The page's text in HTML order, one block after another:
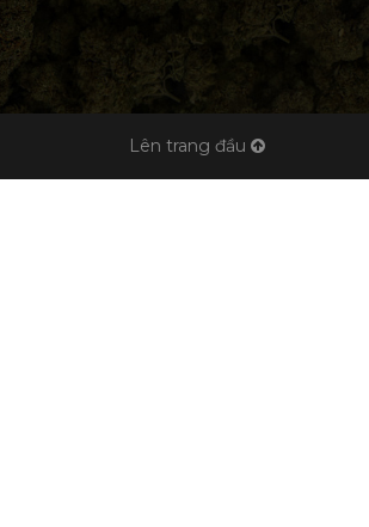
Lên trang đầu